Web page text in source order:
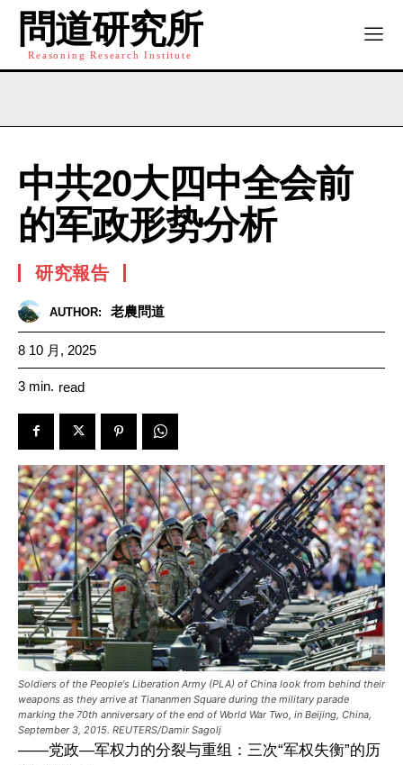
問道研究所
Reasoning Research Institute
中共20大四中全会前
的军政形势分析
研究報告
AUTHOR: 老農問道
8 10 月, 2025
3 min. read
Soldiers of the People's Liberation Army (PLA) of China look from behind their
weapons as they arrive at Tiananmen Square during the military parade
marking the 70th anniversary of the end of World War Two, in Beijing, China,
September 3, 2015. REUTERS/Damir Sagolj
——党政—军权力的分裂与重组：三次“军权失衡”的历